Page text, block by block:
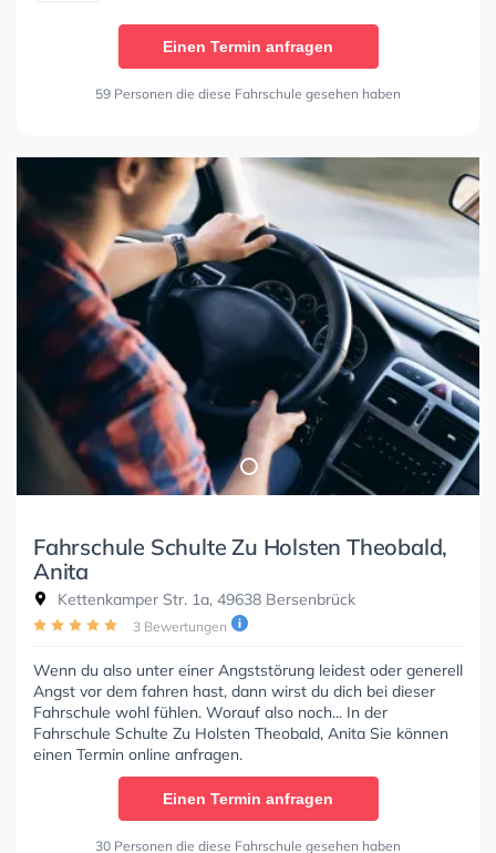
Einen Termin anfragen
59 Personen die diese Fahrschule gesehen haben
Fahrschule Schulte Zu Holsten Theobald,
Anita
Kettenkamper Str. 1a, 49638 Bersenbrück
3 Bewertungen
Wenn du also unter einer Angststörung leidest oder generell
Angst vor dem fahren hast, dann wirst du dich bei dieser
Fahrschule wohl fühlen. Worauf also noch... In der
Fahrschule Schulte Zu Holsten Theobald, Anita Sie können
einen Termin online anfragen.
Einen Termin anfragen
30 Personen die diese Fahrschule gesehen haben